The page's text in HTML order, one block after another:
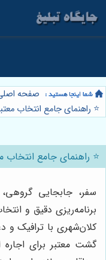
صفحه
⭐️ راهنمای جامع انتخاب
⭐️ راهنمای جامع
سفر، جابجایی گروهی،
برنامه‌ریزی دقیق و
کلان‌شهری با ترافیک
گشت معتبر برای